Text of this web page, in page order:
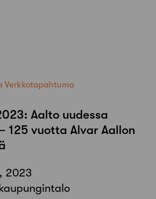
Verkkotapahtuma
Aalto uudessa
125 vuotta Alvar Aallon
2023